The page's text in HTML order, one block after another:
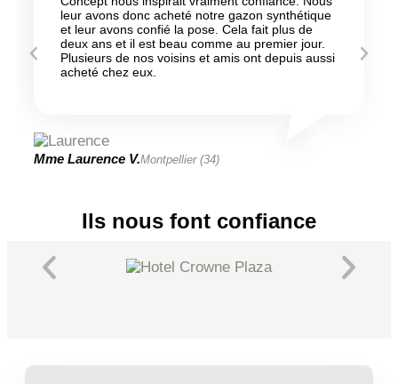
leur avons donc acheté notre gazon synthétique
et leur avons confié la pose. Cela fait plus de
deux ans et il est beau comme au premier jour.
Plusieurs de nos voisins et amis ont depuis aussi
acheté chez eux.
Mme Laurence V.Montpellier (34)
Ils nous font confiance